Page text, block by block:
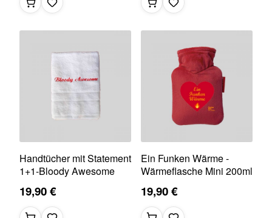
Handtücher mit Statement
1+1-Bloody Awesome
19,90 €
Ein Funken Wärme -
Wärmeflasche Mini 200ml
19,90 €